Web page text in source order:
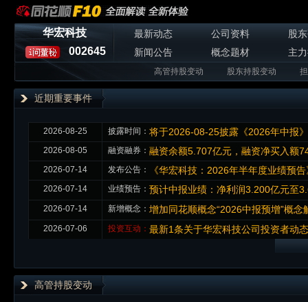
华宏科技
002645
最新动态 公司资料
股
新闻公告
概念题材 主
高管持股变动 股东持股变动
近期重要事件
2026-08-25 披露时间： 将于2026-08-25披露《2026年中报》
2026-08-05 融资融券： 融资余额5.707亿元，融资净买入额
2026-07-14 发布公告： 《华宏科技：2026年半年度业绩预告
2026-07-14 业绩预告： 预计中报业绩：净利润3.200亿元至
2026-07-14 新增概念： 增加同花顺概念“2026中报预增”概念
2026-07-06 投资互动： 最新1条关于华宏科技公司投资者动
高管持股变动